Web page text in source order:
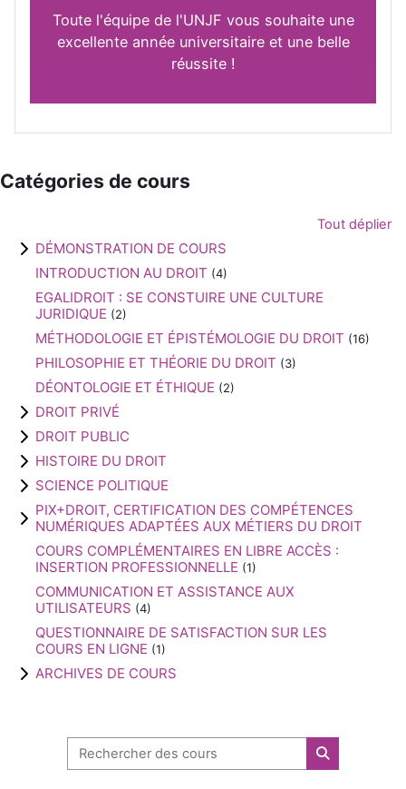
Toute l'équipe de l'UNJF vous souhaite une
excellente année universitaire et une belle
réussite !
Catégories de cours
Tout déplier
DÉMONSTRATION DE COURS
INTRODUCTION AU DROIT (4)
EGALIDROIT : SE CONSTUIRE UNE CULTURE
JURIDIQUE (2)
MÉTHODOLOGIE ET ÉPISTÉMOLOGIE DU DROIT (16)
PHILOSOPHIE ET THÉORIE DU DROIT (3)
DÉONTOLOGIE ET ÉTHIQUE (2)
DROIT PRIVÉ
DROIT PUBLIC
HISTOIRE DU DROIT
SCIENCE POLITIQUE
PIX+DROIT, CERTIFICATION DES COMPÉTENCES
NUMÉRIQUES ADAPTÉES AUX MÉTIERS DU DROIT
COURS COMPLÉMENTAIRES EN LIBRE ACCÈS :
INSERTION PROFESSIONNELLE (1)
COMMUNICATION ET ASSISTANCE AUX
UTILISATEURS (4)
QUESTIONNAIRE DE SATISFACTION SUR LES
COURS EN LIGNE (1)
ARCHIVES DE COURS
Rechercher des cours
Rechercher